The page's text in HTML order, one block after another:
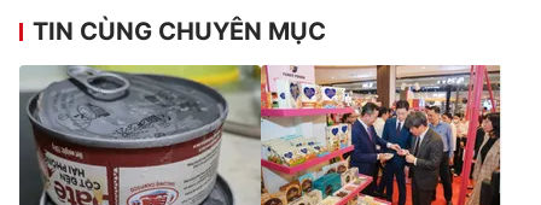
TIN CÙNG CHUYÊN MỤC